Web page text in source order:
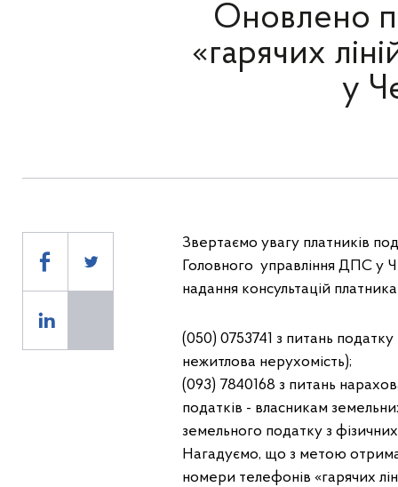
Оновлено
«гарячих
у
Звертаємо увагу платників
Головного управління ДПС у
надання консультацій
(050) 0753741 з питань
нежитлова нерухомість);
(093) 7840168 з питань
податків - власникам
земельного податку з фізичних
Нагадуємо, що з метою
номери телефонів «гарячих